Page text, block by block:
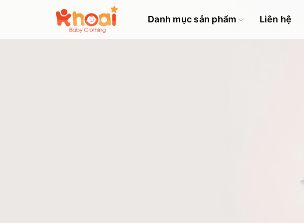
Danh mục sản phẩm Liên hệ